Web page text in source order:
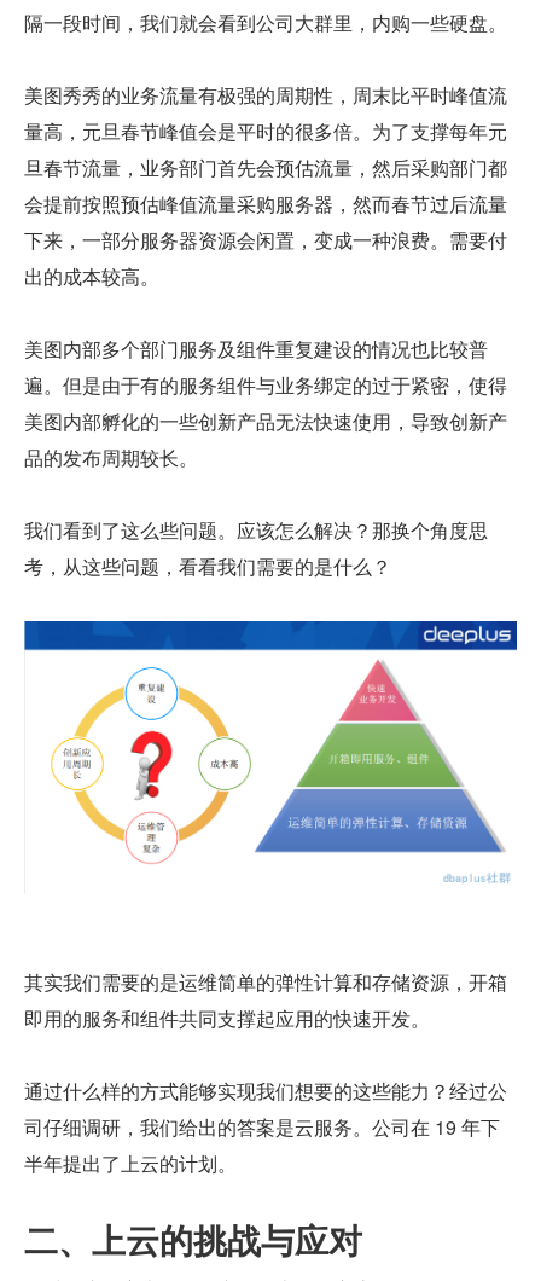
隔一段时间，我们就会看到公司大群里，内购一些硬盘。
美图秀秀的业务流量有极强的周期性，周末比平时峰值流
量高，元旦春节峰值会是平时的很多倍。为了支撑每年元
旦春节流量，业务部门首先会预估流量，然后采购部门都
会提前按照预估峰值流量采购服务器，然而春节过后流量
下来，一部分服务器资源会闲置，变成一种浪费。需要付
出的成本较高。
美图内部多个部门服务及组件重复建设的情况也比较普
遍。但是由于有的服务组件与业务绑定的过于紧密，使得
美图内部孵化的一些创新产品无法快速使用，导致创新产
品的发布周期较长。
我们看到了这么些问题。应该怎么解决？那换个角度思
考，从这些问题，看看我们需要的是什么？
其实我们需要的是运维简单的弹性计算和存储资源，开箱
即用的服务和组件共同支撑起应用的快速开发。
通过什么样的方式能够实现我们想要的这些能力？经过公
司仔细调研，我们给出的答案是云服务。公司在 19 年下
半年提出了上云的计划。
二、上云的挑战与应对